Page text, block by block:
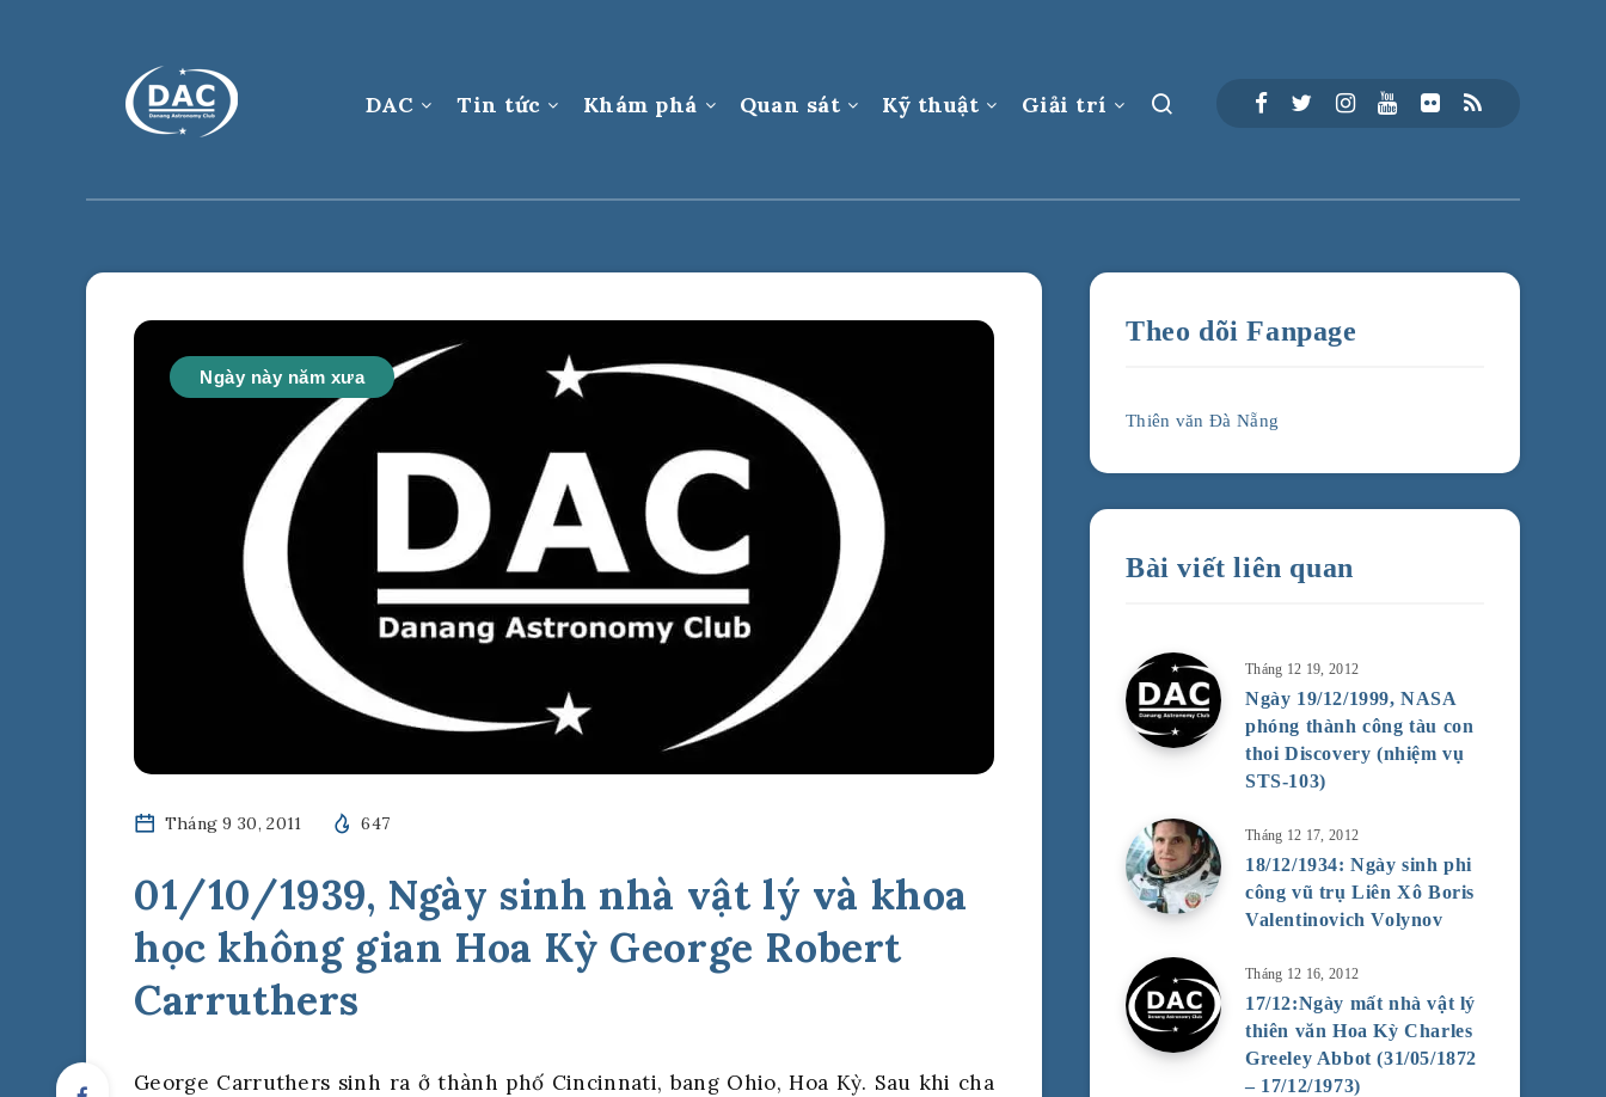
DAC Tin tức Khám phá Quan sát Kỹ thuật Giải trí
Ngày này năm xưa
Tháng 9 30, 2011 647
01/10/1939, Ngày sinh nhà vật lý và khoa
học không gian Hoa Kỳ George Robert
Carruthers
George Carruthers sinh ra ở thành phố Cincinnati, bang Ohio, Hoa Kỳ. Sau khi cha
Theo dõi Fanpage
Thiên văn Đà Nẵng
Bài viết liên quan
Tháng 12 19, 2012
Ngày 19/12/1999, NASA
phóng thành công tàu con
thoi Discovery (nhiệm vụ
STS-103)
Tháng 12 17, 2012
18/12/1934: Ngày sinh phi
công vũ trụ Liên Xô Boris
Valentinovich Volynov
Tháng 12 16, 2012
17/12:Ngày mất nhà vật lý
thiên văn Hoa Kỳ Charles
Greeley Abbot (31/05/1872
– 17/12/1973)